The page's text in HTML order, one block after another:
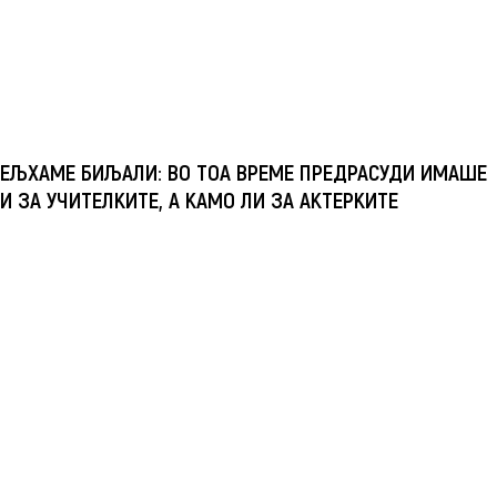
ЕЉХАМЕ БИЉАЛИ: ВО ТОА ВРЕМЕ ПРЕДРАСУДИ ИМАШЕ
И ЗА УЧИТЕЛКИТЕ, А КАМО ЛИ ЗА АКТЕРКИТЕ